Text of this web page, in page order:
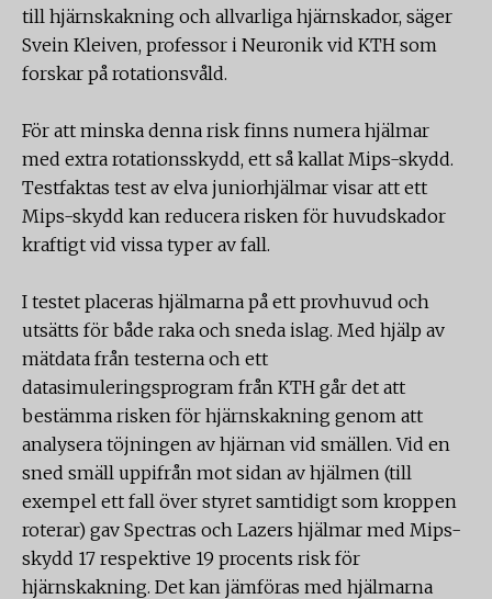
till hjärnskakning och allvarliga hjärnskador, säger
Svein Kleiven, professor i Neuronik vid KTH som
forskar på rotationsvåld.
För att minska denna risk finns numera hjälmar
med extra rotationsskydd, ett så kallat Mips-skydd.
Testfaktas test av elva juniorhjälmar visar att ett
Mips-skydd kan reducera risken för huvudskador
kraftigt vid vissa typer av fall.
I testet placeras hjälmarna på ett provhuvud och
utsätts för både raka och sneda islag. Med hjälp av
mätdata från testerna och ett
datasimuleringsprogram från KTH går det att
bestämma risken för hjärnskakning genom att
analysera töjningen av hjärnan vid smällen. Vid en
sned smäll uppifrån mot sidan av hjälmen (till
exempel ett fall över styret samtidigt som kroppen
roterar) gav Spectras och Lazers hjälmar med Mips-
skydd 17 respektive 19 procents risk för
hjärnskakning. Det kan jämföras med hjälmarna